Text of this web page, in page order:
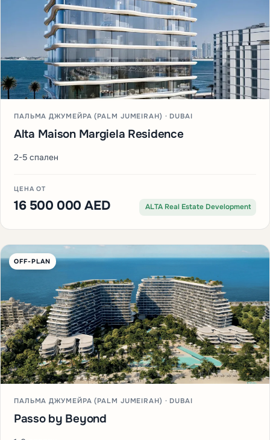
ПАЛЬМА ДЖУМЕЙРА (PALM JUMEIRAH) · DUBAI
Alta Maison Margiela Residence
2-5 спален
ЦЕНА ОТ
16 500 000 AED ALTA Real Estate Development
OFF-PLAN
ПАЛЬМА ДЖУМЕЙРА (PALM JUMEIRAH) · DUBAI
Passo by Beyond